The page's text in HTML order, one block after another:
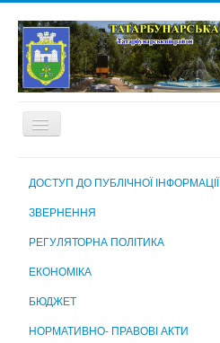
ДОСТУП ДО ПУБЛІЧНОЇ ІНФОРМАЦІЇ
ЗВЕРНЕННЯ
РЕГУЛЯТОРНА ПОЛІТИКА
ЕКОНОМІКА
БЮДЖЕТ
НОРМАТИВНО- ПРАВОВІ АКТИ